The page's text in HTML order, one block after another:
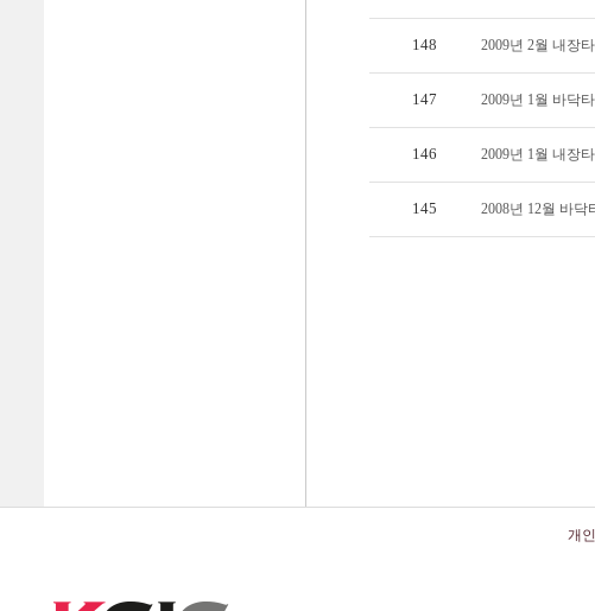
148 2009년 2월 내장
147 2009년 1월 바닥
146 2009년 1월 내장
145 2008년 12월 바닥
개